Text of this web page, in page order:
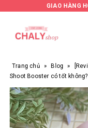
GIAO HÀNG
Trang chủ » Blog »
Shoot Booster có tốt không?